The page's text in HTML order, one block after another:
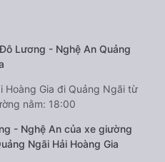
Lương - Nghệ An Quảng
Hoàng Gia đi Quảng Ngãi từ
nằm: 18:00
- Nghệ An của xe giường
Ngãi Hải Hoàng Gia